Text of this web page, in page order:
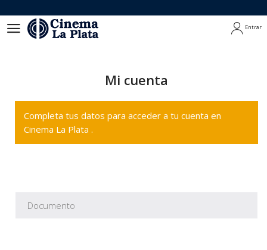
Entrar
Mi cuenta
Completa tus datos para acceder a tu cuenta en
Cinema La Plata .